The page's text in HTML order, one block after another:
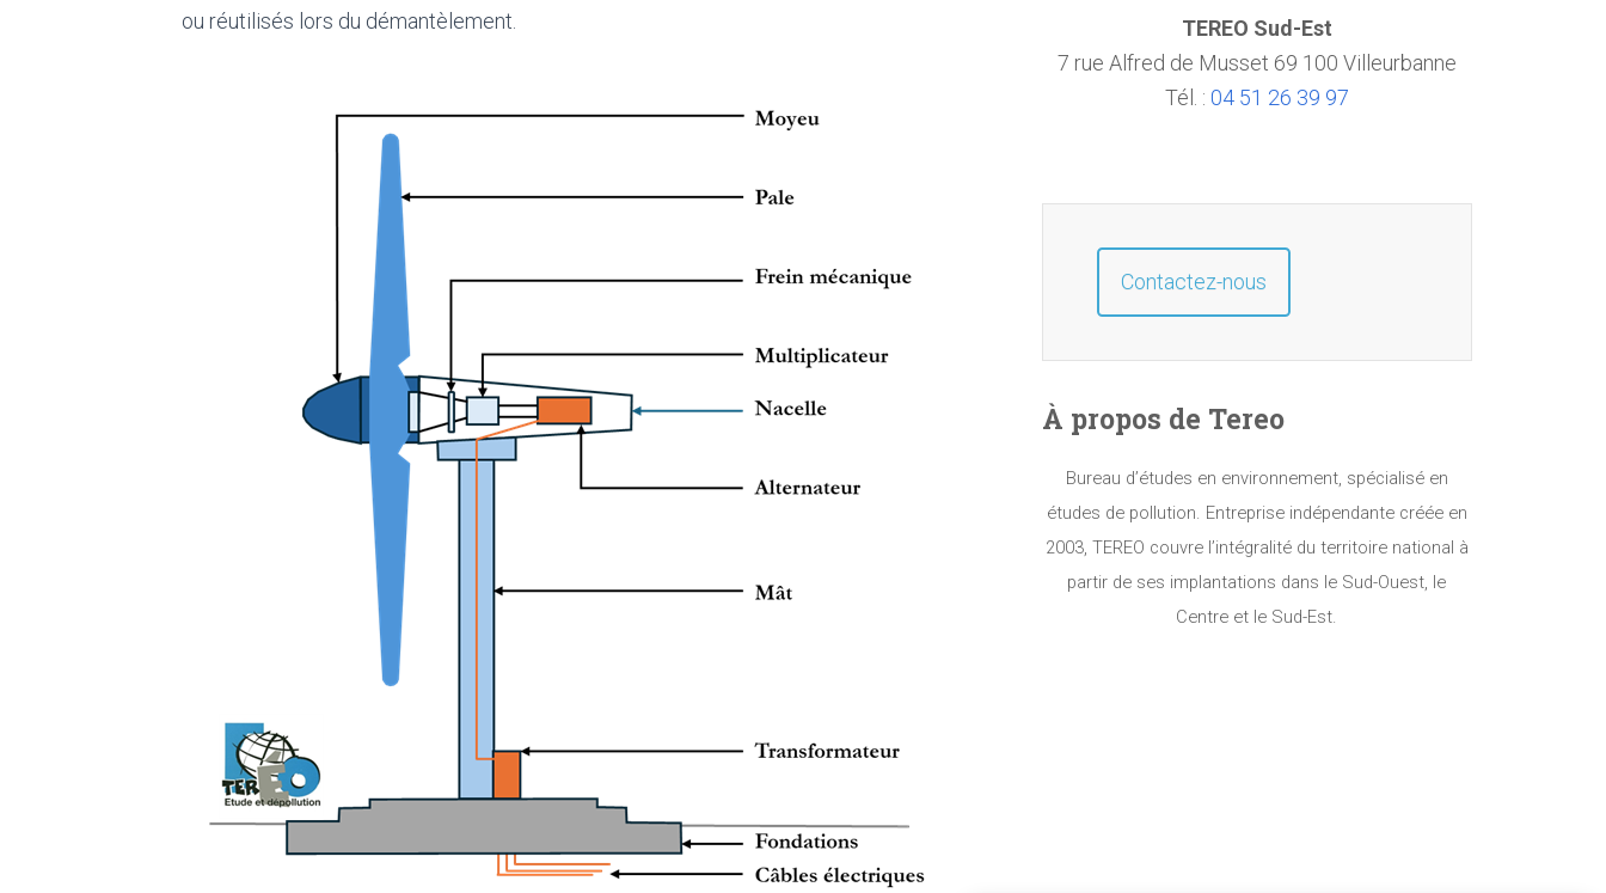
ou réutilisés lors du démantèlement.
TEREO Sud-Est
7 rue Alfred de Musset 69 100 Villeurbanne
Tél. : 04 51 26 39 97
Contactez-nous
À propos de Tereo
Bureau d’études en environnement, spécialisé en
études de pollution. Entreprise indépendante créée en
2003, TEREO couvre l’intégralité du territoire national à
partir de ses implantations dans le Sud-Ouest, le
Centre et le Sud-Est.